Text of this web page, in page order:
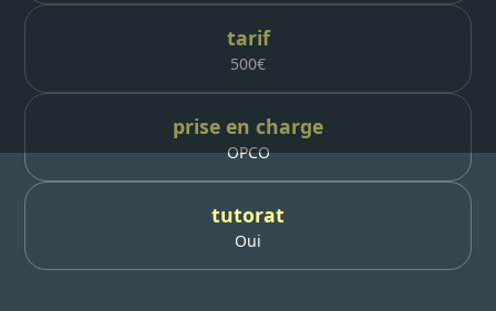
tarif
500€
prise en charge
OPCO
tutorat
Oui